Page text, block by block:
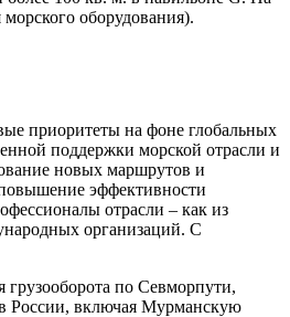
оборудования).
приоритеты на фоне глобальных
поддержки морской отрасли и
новых маршрутов и
эффективности
отрасли – как из
организаций. С
грузооборота по Севморпути,
России, включая Мурманскую